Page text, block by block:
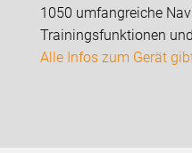
1050 umfangreiche
Trainingsfunktionen
Alle Infos zum Gerät